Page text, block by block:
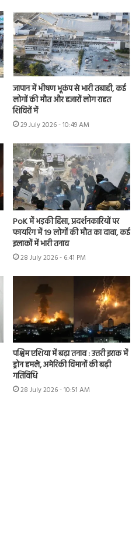
जापान में भीषण भूकंप से भारी तबाही, कई
लोगों की मौत और हजारों लोग राहत
शिविरों में
29 July 2026 - 10:49 AM
PoK में भड़की हिंसा, प्रदर्शनकारियों पर
फायरिंग में 19 लोगों की मौत का दावा, कई
इलाकों में भारी तनाव
28 July 2026 - 6:41 PM
पश्चिम एशिया में बढ़ा तनाव : उत्तरी इराक में
ड्रोन हमले, अमेरिकी विमानों की बढ़ी
गतिविधि
28 July 2026 - 10:51 AM